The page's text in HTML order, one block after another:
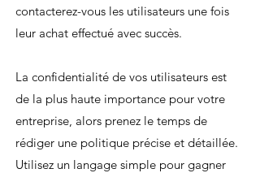
contacterez-vous les utilisateurs une fois
leur achat effectué avec succès.
La confidentialité de vos utilisateurs est
de la plus haute importance pour votre
entreprise, alors prenez le temps de
rédiger une politique précise et détaillée.
Utilisez un langage simple pour gagner